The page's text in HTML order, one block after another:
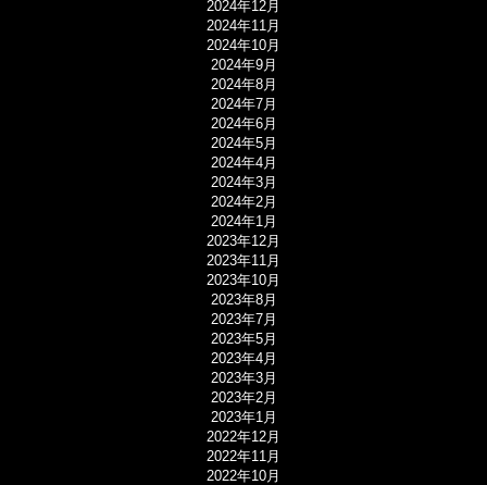
2024年12月
2024年11月
2024年10月
2024年9月
2024年8月
2024年7月
2024年6月
2024年5月
2024年4月
2024年3月
2024年2月
2024年1月
2023年12月
2023年11月
2023年10月
2023年8月
2023年7月
2023年5月
2023年4月
2023年3月
2023年2月
2023年1月
2022年12月
2022年11月
2022年10月